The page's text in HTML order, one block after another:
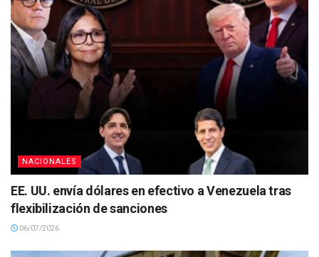
NACIONALES
EE. UU. envía dólares en efectivo a Venezuela tras
flexibilización de sanciones
06/07/2026